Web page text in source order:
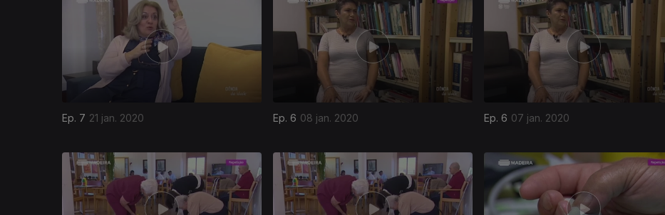
Ep. 7 21 jan. 2020 Ep. 6 08 jan. 2020 Ep. 6 07 jan. 2020